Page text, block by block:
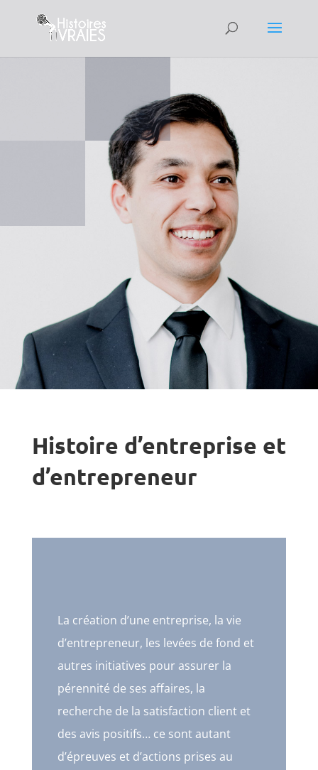
Histoire d’entreprise et
d’entrepreneur
La création d’une entreprise, la vie
d’entrepreneur, les levées de fond et
autres initiatives pour assurer la
pérennité de ses affaires, la
recherche de la satisfaction client et
des avis positifs… ce sont autant
d’épreuves et d’actions prises au